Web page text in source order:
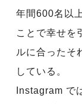
年間600名以
ことで幸せを
ルに合ったそ
している。
Instagram で